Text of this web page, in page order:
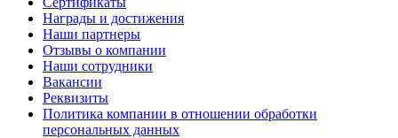
Награды и достижения
Наши партнеры
Отзывы о компании
Наши сотрудники
Вакансии
Реквизиты
Политика компании в отношении обработки
персональных данных